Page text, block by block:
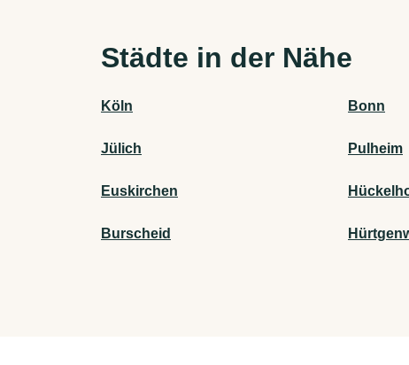
Städte in der Nähe
Köln Bonn
Jülich Pulheim
Euskirchen
Burscheid